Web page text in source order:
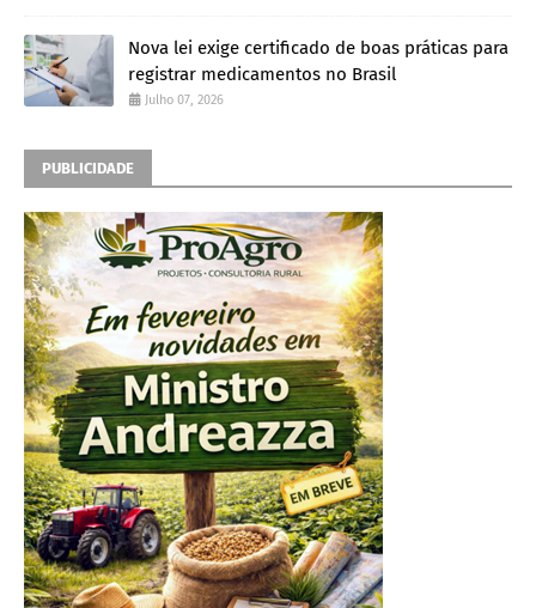
Nova lei exige certificado de boas práticas para
registrar medicamentos no Brasil
Julho 07, 2026
PUBLICIDADE